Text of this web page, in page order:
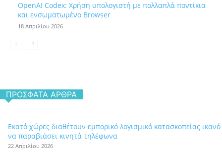
OpenAI Codex: Χρήση υπολογιστή με πολλαπλά ποντίκια
και ενσωματωμένο Browser
18 Απριλίου 2026
ΠΡΌΣΦΑΤΑ ΆΡΘΡΑ
Εκατό χώρες διαθέτουν εμπορικό λογισμικό κατασκοπείας ικανό
να παραβιάσει κινητά τηλέφωνα
22 Απριλίου 2026